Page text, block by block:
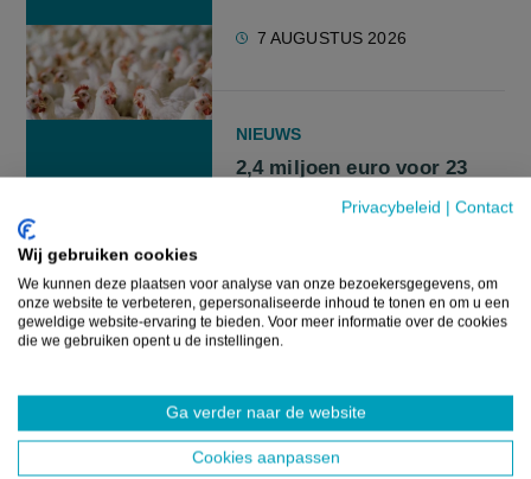
Privacybeleid | Contact
Wij gebruiken cookies
We kunnen deze plaatsen voor analyse van onze bezoekersgegevens, om
onze website te verbeteren, gepersonaliseerde inhoud te tonen en om u een
geweldige website-ervaring te bieden. Voor meer informatie over de cookies
die we gebruiken opent u de instellingen.
Ga verder naar de website
Cookies aanpassen
7 AUGUSTUS 2026
NIEUWS
2,4 miljoen euro voor 23
landbouwprojecten die
3 AUGUSTUS 2026
VILT TEEVEE
🎥 Straffe Streekproducten: